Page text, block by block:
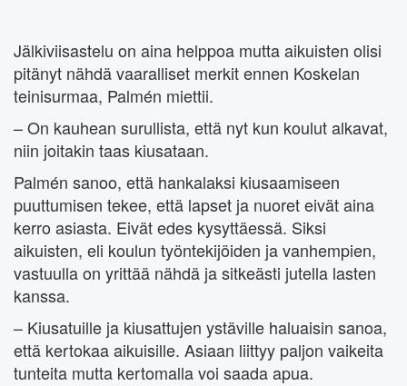
Jälkiviisastelu on aina helppoa mutta aikuisten olisi
pitänyt nähdä vaaralliset merkit ennen Koskelan
teinisurmaa, Palmén miettii.
– On kauhean surullista, että nyt kun koulut alkavat,
niin joitakin taas kiusataan.
Palmén sanoo, että hankalaksi kiusaamiseen
puuttumisen tekee, että lapset ja nuoret eivät aina
kerro asiasta. Eivät edes kysyttäessä. Siksi
aikuisten, eli koulun työntekijöiden ja vanhempien,
vastuulla on yrittää nähdä ja sitkeästi jutella lasten
kanssa.
– Kiusatuille ja kiusattujen ystäville haluaisin sanoa,
että kertokaa aikuisille. Asiaan liittyy paljon vaikeita
tunteita mutta kertomalla voi saada apua.